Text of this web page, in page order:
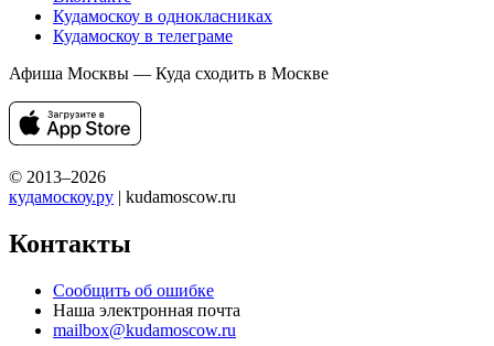
Кудамоскоу в однокласниках
Кудамоскоу в телеграме
Афиша Москвы — Куда сходить в Москве
© 2013–2026
кудамоскоу.ру | kudamoscow.ru
Контакты
Сообщить об ошибке
Наша электронная почта
mailbox@kudamoscow.ru